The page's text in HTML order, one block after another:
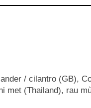
/ cilantro (GB),
met (Thailand), rau